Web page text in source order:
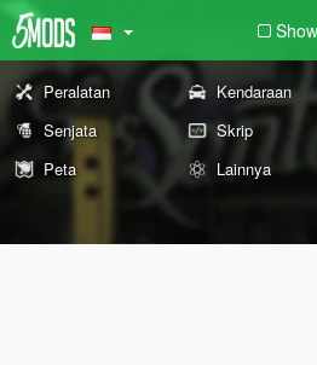
Peralatan Kendaraan
Senjata
Skrip
Peta
Lainnya